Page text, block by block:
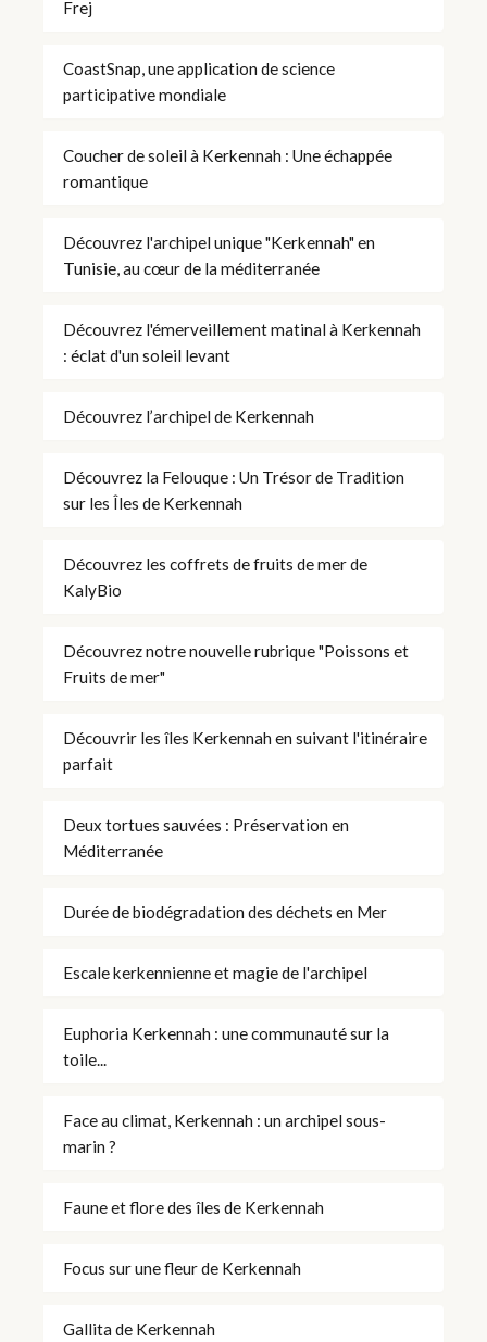
Frej
CoastSnap, une application de science
participative mondiale
Coucher de soleil à Kerkennah : Une échappée
romantique
Découvrez l'archipel unique "Kerkennah" en
Tunisie, au cœur de la méditerranée
Découvrez l'émerveillement matinal à Kerkennah
: éclat d'un soleil levant
Découvrez l’archipel de Kerkennah
Découvrez la Felouque : Un Trésor de Tradition
sur les Îles de Kerkennah
Découvrez les coffrets de fruits de mer de
KalyBio
Découvrez notre nouvelle rubrique "Poissons et
Fruits de mer"
Découvrir les îles Kerkennah en suivant l'itinéraire
parfait
Deux tortues sauvées : Préservation en
Méditerranée
Durée de biodégradation des déchets en Mer
Escale kerkennienne et magie de l'archipel
Euphoria Kerkennah : une communauté sur la
toile...
Face au climat, Kerkennah : un archipel sous-
marin ?
Faune et flore des îles de Kerkennah
Focus sur une fleur de Kerkennah
Gallita de Kerkennah